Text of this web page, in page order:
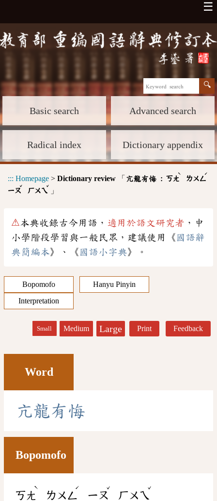
☰
Basic search Advanced search
Radical index Dictionary appendix
::: Homepage > Dictionary review 「 亢龍有悔 : ㄎㄤ
ˋ
ㄌㄨㄥ
ˊ
ㄧㄡ
ˇ
ㄏㄨㄟ
ˇ
」
⚠本典收錄古今用語， 適用於語文研究者 ，中
小學階段學習與一般民眾，建議使用《 國語辭
典簡編本》、《 國語小字典》。
Bopomofo
Hanyu Pinyin
Interpretation
Small Medium Large Print Feedback
Word
亢龍有悔
Bopomofo
ㄎㄤ
ˋ
ㄌㄨㄥ
ˊ
ㄧㄡ
ˇ
ㄏㄨㄟ
ˇ